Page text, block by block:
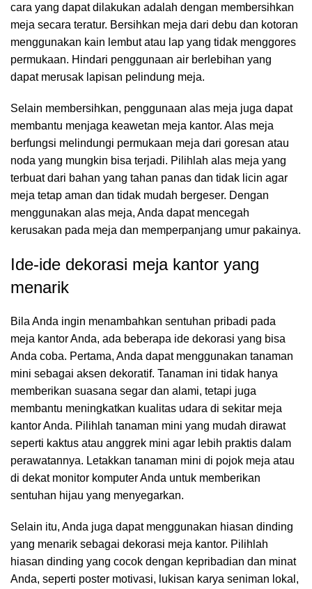
cara yang dapat dilakukan adalah dengan membersihkan
meja secara teratur. Bersihkan meja dari debu dan kotoran
menggunakan kain lembut atau lap yang tidak menggores
permukaan. Hindari penggunaan air berlebihan yang
dapat merusak lapisan pelindung meja.
Selain membersihkan, penggunaan alas meja juga dapat
membantu menjaga keawetan meja kantor. Alas meja
berfungsi melindungi permukaan meja dari goresan atau
noda yang mungkin bisa terjadi. Pilihlah alas meja yang
terbuat dari bahan yang tahan panas dan tidak licin agar
meja tetap aman dan tidak mudah bergeser. Dengan
menggunakan alas meja, Anda dapat mencegah
kerusakan pada meja dan memperpanjang umur pakainya.
Ide-ide dekorasi meja kantor yang
menarik
Bila Anda ingin menambahkan sentuhan pribadi pada
meja kantor Anda, ada beberapa ide dekorasi yang bisa
Anda coba. Pertama, Anda dapat menggunakan tanaman
mini sebagai aksen dekoratif. Tanaman ini tidak hanya
memberikan suasana segar dan alami, tetapi juga
membantu meningkatkan kualitas udara di sekitar meja
kantor Anda. Pilihlah tanaman mini yang mudah dirawat
seperti kaktus atau anggrek mini agar lebih praktis dalam
perawatannya. Letakkan tanaman mini di pojok meja atau
di dekat monitor komputer Anda untuk memberikan
sentuhan hijau yang menyegarkan.
Selain itu, Anda juga dapat menggunakan hiasan dinding
yang menarik sebagai dekorasi meja kantor. Pilihlah
hiasan dinding yang cocok dengan kepribadian dan minat
Anda, seperti poster motivasi, lukisan karya seniman lokal,